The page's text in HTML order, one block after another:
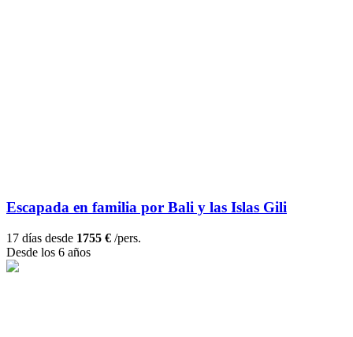
Escapada en familia por Bali y las Islas Gili
17 días desde 1755 € /pers.
Desde los 6 años